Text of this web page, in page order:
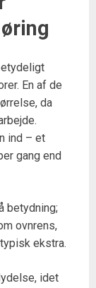
En af de
da
ind – et
gang end
betydning;
ovnrens,
ekstra.
idet